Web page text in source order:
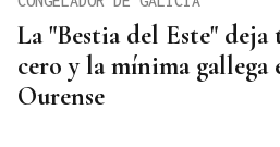
La "Bestia del Este" deja
cero y la mínima
Ourense